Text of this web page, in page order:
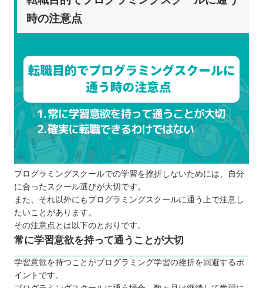
時の注意点
プログラミングスクールでの学習を挫折しないためには、自分
に合ったスクール選びが大切です。
また、それ以外にもプログラミングスクールに通う上で注意し
たいことがあります。
その注意点とは以下のとおりです。
常に学習意欲を持って通うことが大切
学習意欲を持つことがプログラミング学習の挫折を回避するポ
イントです。